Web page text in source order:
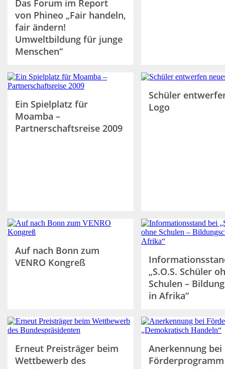
Das Forum im Report
von Phineo „Fair handeln,
fair ändern!
Umweltbildung für junge
Menschen“
Ein Spielplatz für
Moamba –
Partnerschaftsreise 2009
Schüler
Logo
Auf nach Bonn zum
VENRO Kongreß
„S.O.S. Schüler
Schulen –
in Afrika“
Erneut Preisträger beim
Wettbewerb des
Anerkennung bei
Förderprogramm